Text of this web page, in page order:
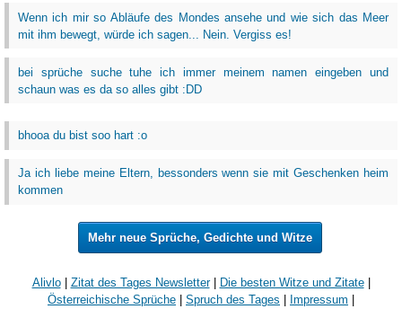
Wenn ich mir so Abläufe des Mondes ansehe und wie sich das Meer
mit ihm bewegt, würde ich sagen... Nein. Vergiss es!
bei sprüche suche tuhe ich immer meinem namen eingeben und
schaun was es da so alles gibt :DD
bhooa du bist soo hart :o
Ja ich liebe meine Eltern, bessonders wenn sie mit Geschenken heim
kommen
Mehr neue Sprüche, Gedichte und Witze
Alivlo| Zitat des Tages Newsletter| Die besten Witze und Zitate|
Österreichische Sprüche | Spruch des Tages | Impressum |